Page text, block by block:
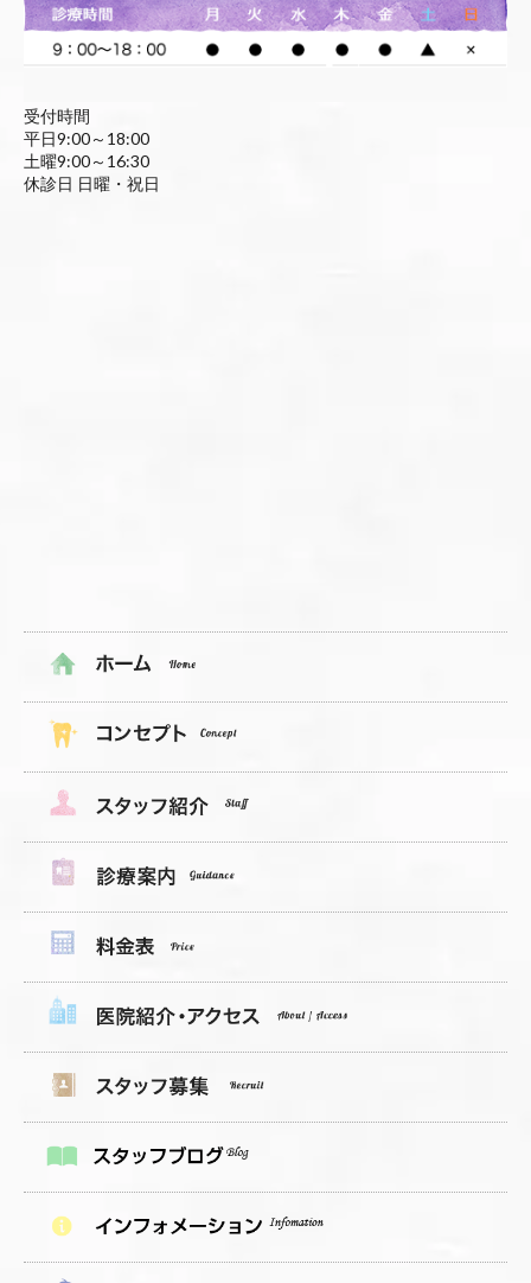
受付時間
平日9:00～18:00
土曜9:00～16:30
休診日 日曜・祝日